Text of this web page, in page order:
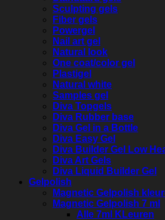
Sculpting gels
Fiber gels
Powergel
Nail art gel
Natural look
One coat/color gel
Plastigel
Natural white
Samples gel
Diva Topgels
Diva Rubber base
Diva Gel in a Bottle
Diva Easy Gel
Diva Builder Gel Low
Diva Art Gels
Diva Liquid Builder Gel
Gelpolish
Magnetic Gelpolish
Magnetic Gelpolish 7 ml
Alle 7ml KLeuren